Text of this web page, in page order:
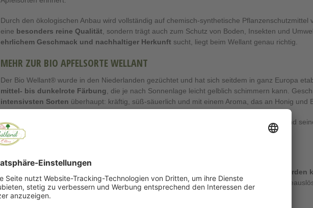
Durch den ökologischen Anbau wird vollständig auf chemisch-synthetische Pflanzenschutzmittel
eine besonders reine Qualität, sondern trägt auch zum Schutz von Boden, Insekten und
ehrlichem Geschmack und nachhaltiger Herkunft sucht, liegt beim Wellant genau richtig.
MEHR ZUR BIO APFELSORTE WELLANT
Der Bio Wellant® wurde in den Niederlanden gezüchtet und hat sich seitdem in ganz Europa
mittel- bis dunkelrote Färbung , die je nach Sonnenlage leicht gelblich schimmern kann.
intensivsten Sorten überhaupt: kräftig, süß-säuerlich und mit einem Aroma, das an Honig und
Die Erntezeit des Wellant liegt
. Aufgrund
er sich gut lagern und behält dabei lange seine Frische und seinen Geschmack.
häufig besser vertragen werden
vergleichsweise hoherPolyphenolgehalt, der ähnlich wie bei alten Apfelsorten die
verändern kann.